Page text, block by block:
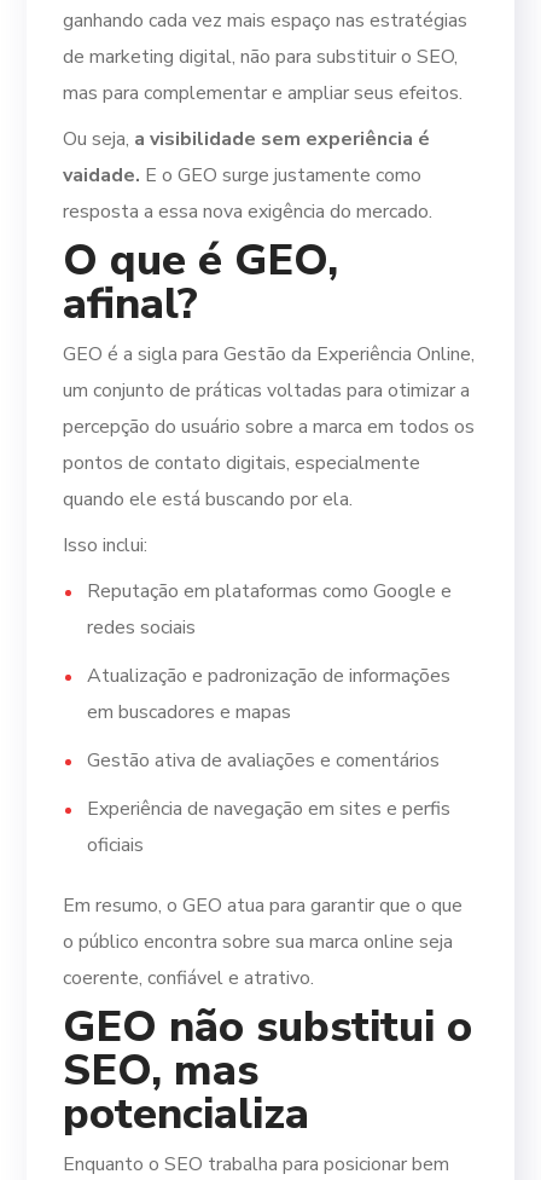
ganhando cada vez mais espaço nas estratégias
de marketing digital, não para substituir o SEO,
mas para complementar e ampliar seus efeitos.
Ou seja, a visibilidade sem experiência é
vaidade. E o GEO surge justamente como
resposta a essa nova exigência do mercado.
O que é GEO,
afinal?
GEO é a sigla para Gestão da Experiência Online,
um conjunto de práticas voltadas para otimizar a
percepção do usuário sobre a marca em todos os
pontos de contato digitais, especialmente
quando ele está buscando por ela.
Isso inclui:
Reputação em plataformas como Google e
redes sociais
Atualização e padronização de informações
em buscadores e mapas
Gestão ativa de avaliações e comentários
Experiência de navegação em sites e perfis
oficiais
Em resumo, o GEO atua para garantir que o que
o público encontra sobre sua marca online seja
coerente, confiável e atrativo.
GEO não substitui o
SEO, mas
potencializa
Enquanto o SEO trabalha para posicionar bem